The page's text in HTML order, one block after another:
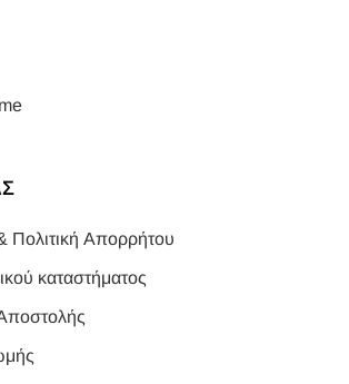
Πολιτική Απορρήτου
καταστήματος